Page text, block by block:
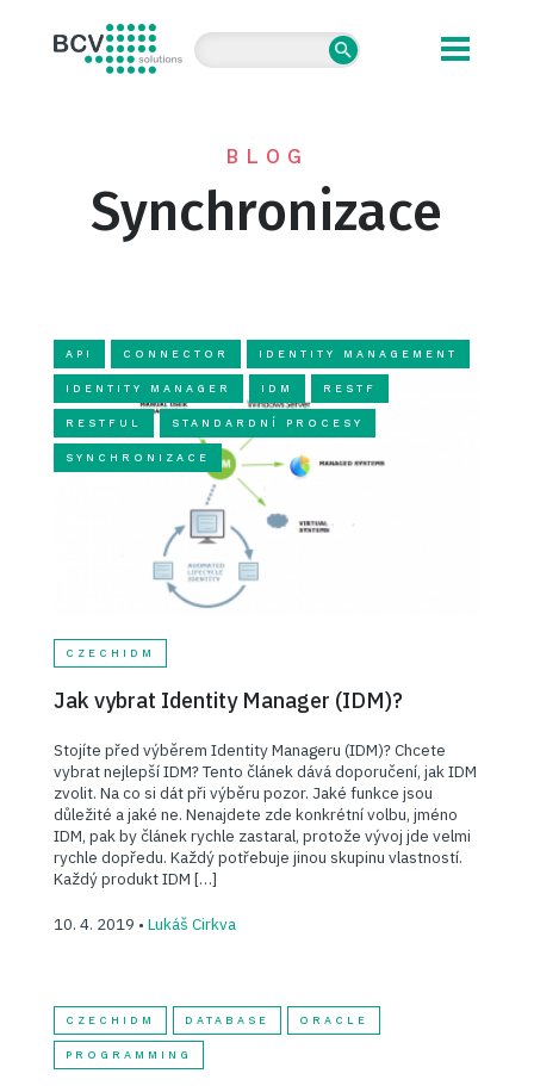
BCV solutions s.r.o.
BLOG
Synchronizace
API CONNECTOR IDENTITY MANAGEMENT
IDENTITY MANAGER IDM RESTF
RESTFUL STANDARDNÍ PROCESY
SYNCHRONIZACE
CZECHIDM
Jak vybrat Identity Manager (IDM)?
Stojíte před výběrem Identity Manageru (IDM)? Chcete
vybrat nejlepší IDM? Tento článek dává doporučení, jak IDM
zvolit. Na co si dát při výběru pozor. Jaké funkce jsou
důležité a jaké ne. Nenajdete zde konkrétní volbu, jméno
IDM, pak by článek rychle zastaral, protože vývoj jde velmi
rychle dopředu. Každý potřebuje jinou skupinu vlastností.
Každý produkt IDM […]
10. 4. 2019 • Lukáš Cirkva
CZECHIDM DATABASE ORACLE
PROGRAMMING